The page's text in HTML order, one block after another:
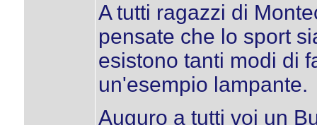
A tutti ragazzi di
pensate che lo sport
esistono tanti modi di
un'esempio lampante.
Auguro a tutti voi un